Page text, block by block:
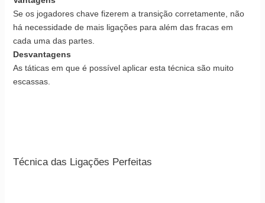
Se os jogadores chave fizerem a transição corretamente, não
há necessidade de mais ligações para além das fracas em
cada uma das partes.
Desvantagens
As táticas em que é possível aplicar esta técnica são muito
escassas.
Técnica das Ligações Perfeitas